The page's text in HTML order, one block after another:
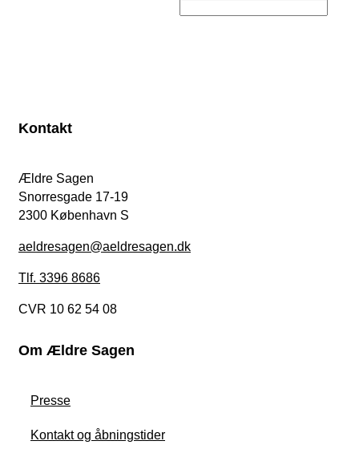
Kontakt
Ældre Sagen
Snorresgade 17-19
2300 København S
aeldresagen@aeldresagen.dk
Tlf. 3396 8686
CVR 10 62 54 08
Om Ældre Sagen
Presse
Kontakt og åbningstider